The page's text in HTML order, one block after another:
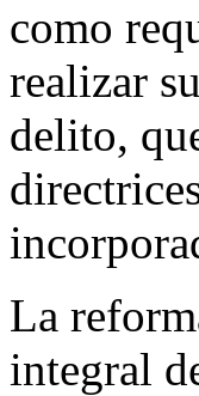
como
realizar
delito,
La
integral